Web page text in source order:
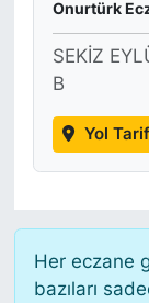
Onurtürk
SEKİZ
B
Yol
Her eczane
bazıları